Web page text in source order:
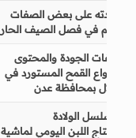
ومدته على بعض الصفات
اللحم في فصل الصيف الحار
صفات الجودة والمحتوى
انواع القمح المستورد في
غلال بمحافظةعدن
تسلسل الولادة
وإنتاج اللبن اليومي لماشية